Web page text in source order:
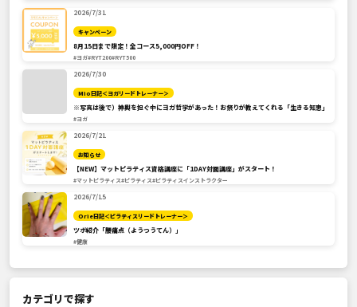
2026/7/31
キャンペーン
8月15日まで限定！全コース5,000円OFF！
#ヨガ#RYT200#RYT500
2026/7/30
Mio日記＜ヨガリードトレーナー＞
※写真は後で）神輿を担ぐ中にヨガ哲学があった！お祭りが教えてくれる「生きる知恵」
#ヨガ
2026/7/21
お知らせ
【NEW】マットピラティス資格講座に「1DAY対面講座」がスタート！
#マットピラティス#ピラティス#ピラティスインストラクター
2026/7/15
Orie日記＜ピラティスリードトレーナー＞
ツボ紹介「腰痛点（ようつうてん）」
#健康
カテゴリで探す